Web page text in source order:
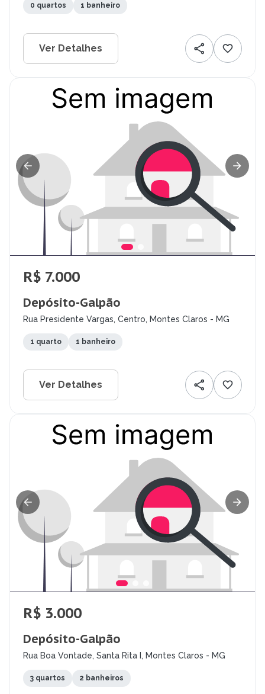
0 quartos 1 banheiro
Ver Detalhes
R$ 7.000
Depósito-Galpão
Rua Presidente Vargas, Centro, Montes Claros - MG
1 quarto 1 banheiro
Ver Detalhes
R$ 3.000
Depósito-Galpão
Rua Boa Vontade, Santa Rita I, Montes Claros - MG
3 quartos 2 banheiros